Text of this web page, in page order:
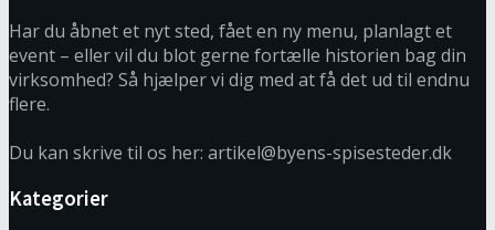
Har du åbnet et nyt sted, fået en ny menu, planlagt et
event – eller vil du blot gerne fortælle historien bag din
virksomhed? Så hjælper vi dig med at få det ud til endnu
flere.
Du kan skrive til os her: artikel@byens-spisesteder.dk
Kategorier